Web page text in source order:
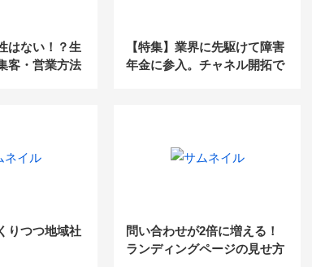
はない！？生
客・営業方法
【特集】業界に先駆けて障害
年金に参入。チャネル開拓で
りつつ地域社
問い合わせが2倍に増える！
ランディングページの見せ方